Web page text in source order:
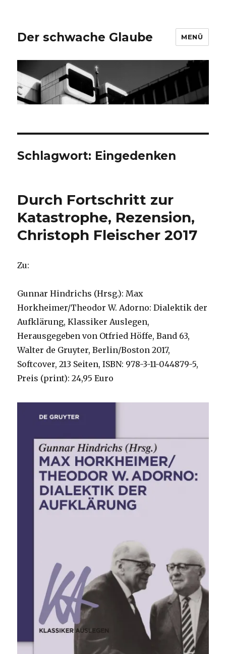
Der schwache Glaube MENÜ
Schlagwort: Eingedenken
Durch Fortschritt zur
Katastrophe, Rezension,
Christoph Fleischer 2017
Zu:
Gunnar Hindrichs (Hrsg.): Max
Horkheimer/Theodor W. Adorno: Dialektik der
Aufklärung, Klassiker Auslegen,
Herausgegeben von Otfried Höffe, Band 63,
Walter de Gruyter, Berlin/Boston 2017,
Softcover, 213 Seiten, ISBN: 978-3-11-044879-5,
Preis (print): 24,95 Euro